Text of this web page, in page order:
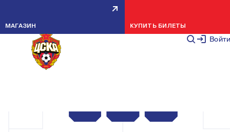
Войти
МАГАЗИН КУПИТЬ БИЛЕТЫ